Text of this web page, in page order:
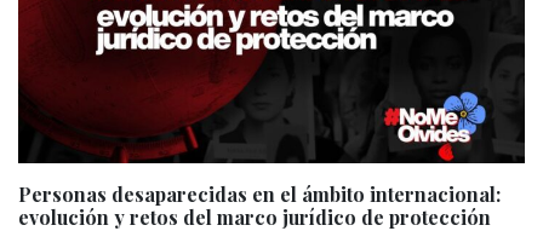
Personas desaparecidas en el ámbito internacional:
evolución y retos del marco jurídico de protección